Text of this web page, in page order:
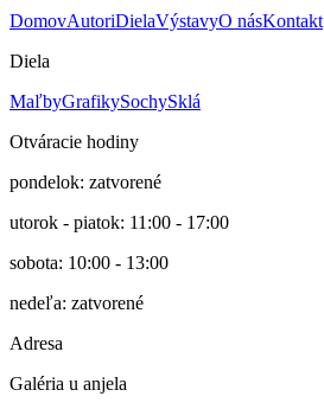
DomovAutoriDielaVýstavyO násKontakt
Diela
MaľbyGrafikySochySklá
Otváracie hodiny
pondelok: zatvorené
utorok - piatok: 11:00 - 17:00
sobota: 10:00 - 13:00
nedeľa: zatvorené
Adresa
Galéria u anjela